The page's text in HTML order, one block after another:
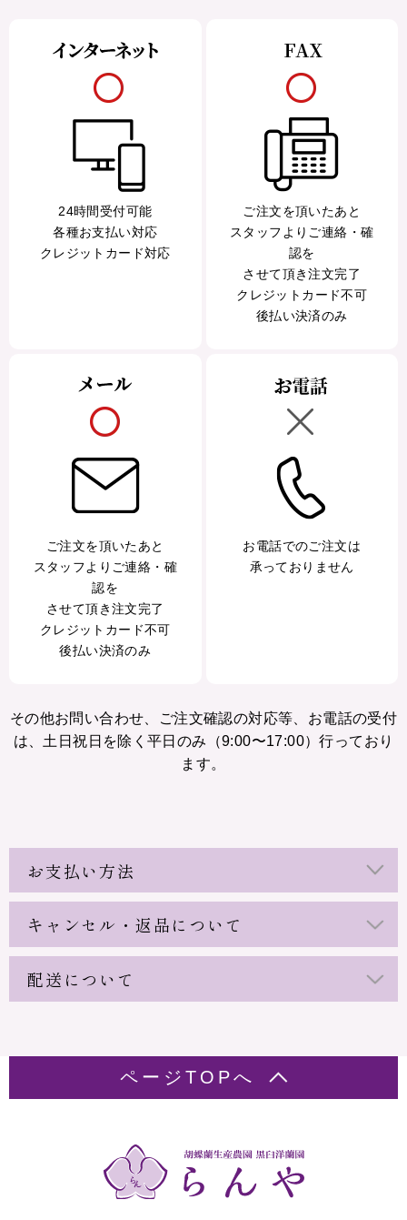
24時間受付可能
各種お支払い対応
クレジットカード対応
ご注文を頂いたあと
スタッフよりご連絡・確
認を
させて頂き注文完了
クレジットカード不可
後払い決済のみ
ご注文を頂いたあと
スタッフよりご連絡・確
認を
させて頂き注文完了
クレジットカード不可
後払い決済のみ
お電話でのご注文は
承っておりません
その他お問い合わせ、ご注文確認の対応等、お電話の受付
は、土日祝日を除く平日のみ（9:00〜17:00）行っており
ます。
お支払い方法
キャンセル・返品について
配送について
ページTOPへ